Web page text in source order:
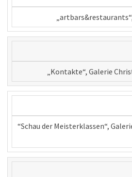
„Kontakte“, Galerie
“Schau der Meisterklassen“,